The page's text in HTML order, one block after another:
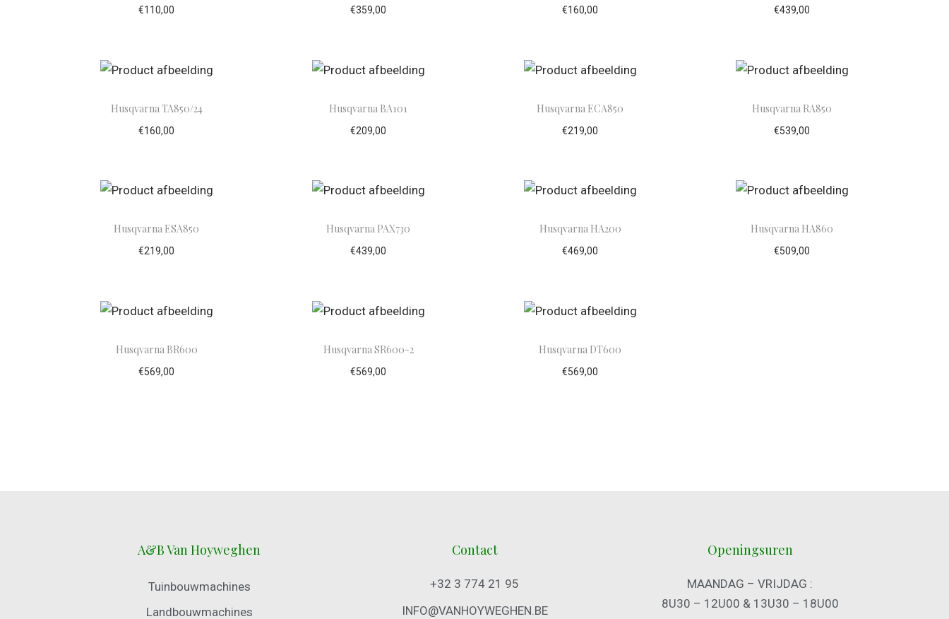
€110,00 €359,00 €160,00 €439,00
Husqvarna TA850/24
€160,00
Husqvarna BA101
€209,00
Husqvarna ECA850
€219,00
Husqvarna RA850
€539,00
Husqvarna ESA850
€219,00
Husqvarna PAX730
€439,00
Husqvarna HA200
€469,00
Husqvarna HA860
€509,00
Husqvarna BR600
€569,00
Husqvarna SR600-2
€569,00
Husqvarna DT600
€569,00
A&B Van Hoyweghen
Tuinbouwmachines
Landbouwmachines
Contact
+32 3 774 21 95
INFO@VANHOYWEGHEN.BE
Openingsuren
MAANDAG – VRIJDAG :
8U30 – 12U00 & 13U30 – 18U00